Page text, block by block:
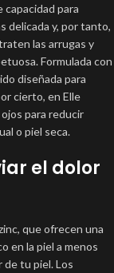
para
delicada y, por tanto,
las arrugas y
Formulada con
diseñada para
cierto, en Elle
para reducir
o piel seca.
el dolor
que ofrecen una
en la piel a menos
tu piel. Los